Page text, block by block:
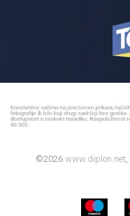
©2026 www.diplon.net